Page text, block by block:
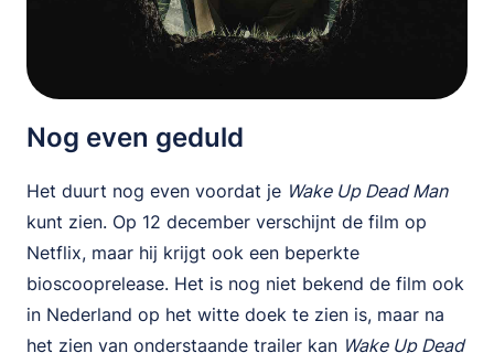
Nog even geduld
Het duurt nog even voordat je Wake Up Dead Man
kunt zien. Op 12 december verschijnt de film op
Netflix, maar hij krijgt ook een beperkte
bioscooprelease. Het is nog niet bekend de film ook
in Nederland op het witte doek te zien is, maar na
het zien van onderstaande trailer kan Wake Up Dead